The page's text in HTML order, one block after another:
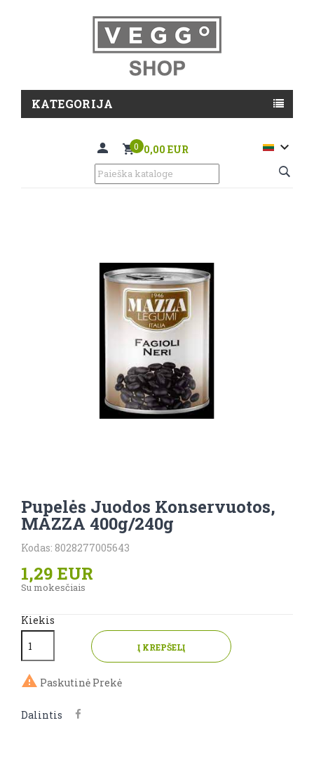
KATEGORIJA

0 0,00 EUR
Pupelės Juodos Konservuotos,
MAZZA 400g/240g
Kodas: 8028277005643
1,29 EUR
Su mokesčiais
Kiekis
Į KREPŠELĮ
 Paskutinė Prekė
Dalintis